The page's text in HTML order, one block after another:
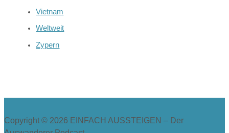
Vietnam
Weltweit
Zypern
Copyright © 2026 EINFACH AUSSTEIGEN – Der